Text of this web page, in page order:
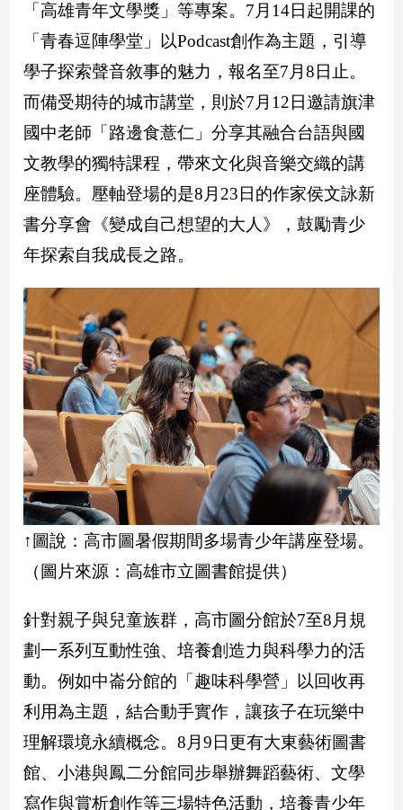
新
冠
毒
區
南
台
灣
觀
台
灣
觀
點
娛
樂
娛
樂
星
聞
行/
尚
追
星
生
活
「高雄青年文學獎」等專案。7月14日起開課的
「青春逗陣學堂」以Podcast創作為主題，引導
學子探索聲音敘事的魅力，報名至7月8日止。
而備受期待的城市講堂，則於7月12日邀請旗津
國中老師「路邊食薏仁」分享其融合台語與國
文教學的獨特課程，帶來文化與音樂交織的講
座體驗。壓軸登場的是8月23日的作家侯文詠新
書分享會《變成自己想望的大人》，鼓勵青少
年探索自我成長之路。
↑圖說：高市圖暑假期間多場青少年講座登場。
（圖片來源：高雄市立圖書館提供）
針對親子與兒童族群，高市圖分館於7至8月規
劃一系列互動性強、培養創造力與科學力的活
動。例如中崙分館的「趣味科學營」以回收再
利用為主題，結合動手實作，讓孩子在玩樂中
理解環境永續概念。8月9日更有大東藝術圖書
館、小港與鳳二分館同步舉辦舞蹈藝術、文學
寫作與賞析創作等三場特色活動，培養青少年